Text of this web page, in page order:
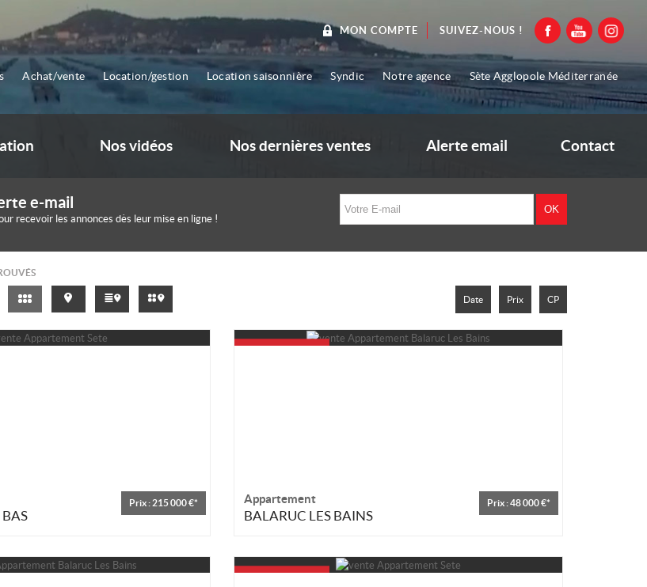
MON COMPTE SUIVEZ-NOUS !
Achat/vente Location/gestion Location saisonnière Syndic Notre agence Sète Agglopole Méditerranée
Nos vidéos Nos dernières ventes Alerte email Contact
e-mail
recevoir les annonces dès leur mise en ligne !
Date Prix CP
Prix : 215 000 €* Appartement
BALARUC LES BAINS
Prix : 48 000 €*